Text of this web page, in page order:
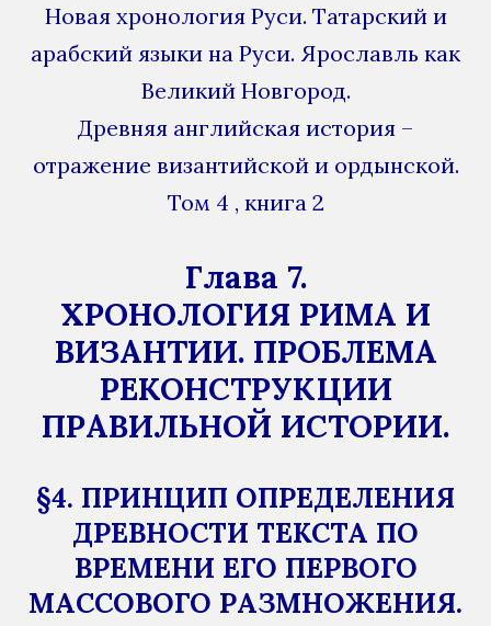
Новая хронология Руси. Татарский и
арабский языки на Руси. Ярославль как
Великий Новгород.
Древняя английская история –
отражение византийской и ордынской.
Том 4 , книга 2
Глава 7.
ХРОНОЛОГИЯ РИМА И
ВИЗАНТИИ. ПРОБЛЕМА
РЕКОНСТРУКЦИИ
ПРАВИЛЬНОЙ ИСТОРИИ.
§4. ПРИНЦИП ОПРЕДЕЛЕНИЯ
ДРЕВНОСТИ ТЕКСТА ПО
ВРЕМЕНИ ЕГО ПЕРВОГО
МАССОВОГО РАЗМНОЖЕНИЯ.